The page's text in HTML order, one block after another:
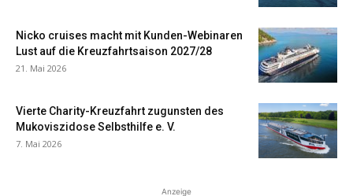
Nicko cruises macht mit Kunden-Webinaren
Lust auf die Kreuzfahrtsaison 2027/28
21. Mai 2026
Vierte Charity-Kreuzfahrt zugunsten des
Mukoviszidose Selbsthilfe e. V.
7. Mai 2026
Anzeige